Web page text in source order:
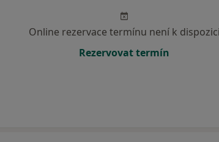
Online rezervace termínu není k dispozici
Rezervovat termín